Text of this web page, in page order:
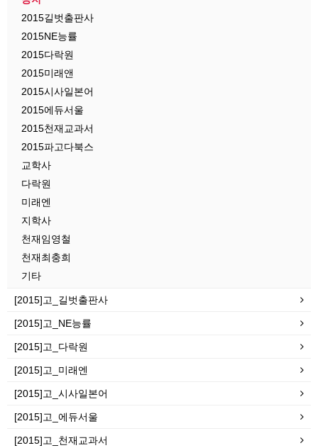
2015길벗출판사
2015NE능률
2015다락원
2015미래앤
2015시사일본어
2015에듀서울
2015천재교과서
2015파고다북스
교학사
다락원
미래엔
지학사
천재임영철
천재최충희
기타
[2015]고_길벗출판사
[2015]고_NE능률
[2015]고_다락원
[2015]고_미래엔
[2015]고_시사일본어
[2015]고_에듀서울
[2015]고_천재교과서